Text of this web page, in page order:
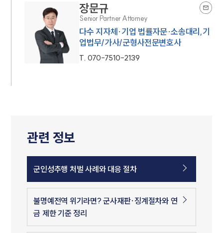
장문규
Senior Partner Attorney
다수 지자체·기업 법률자문·소송대리,기
업법무/가사/군형사전문변호사
T. 070-7510-2139
관련 정보
군인성추행 처벌 사례와 대응 절차
불명예전역 위기라면? 군사재판·징계절차와 연
금 제한 기준 정리